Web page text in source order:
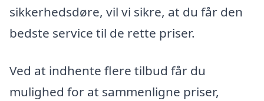
sikkerhedsdøre, vil vi sikre, at du får den
bedste service til de rette priser.
Ved at indhente flere tilbud får du
mulighed for at sammenligne priser,